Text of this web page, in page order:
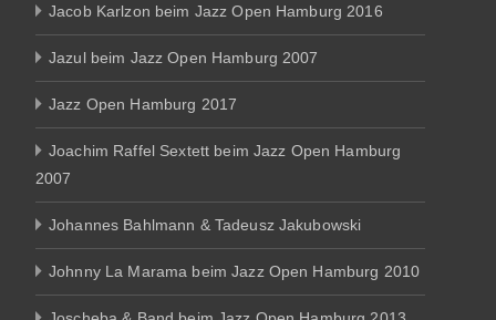
Jacob Karlzon beim Jazz Open Hamburg 2016
Jazul beim Jazz Open Hamburg 2007
Jazz Open Hamburg 2017
Joachim Raffel Sextett beim Jazz Open Hamburg
2007
Johannes Bahlmann & Tadeusz Jakubowski
Johnny La Marama beim Jazz Open Hamburg 2010